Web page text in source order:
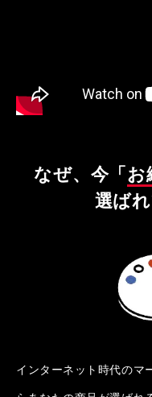
なぜ、今「お
選ば
インターネット時代のマ